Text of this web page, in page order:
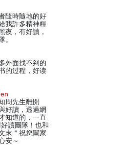
隨時隨地的好
我許多精神糧
夜，有好讀，
。
外面找不到的
的过程，好读
周先生離開
好讀，透過網
知道的，一直
讀團隊！也和
末＂祝您闔家
安～